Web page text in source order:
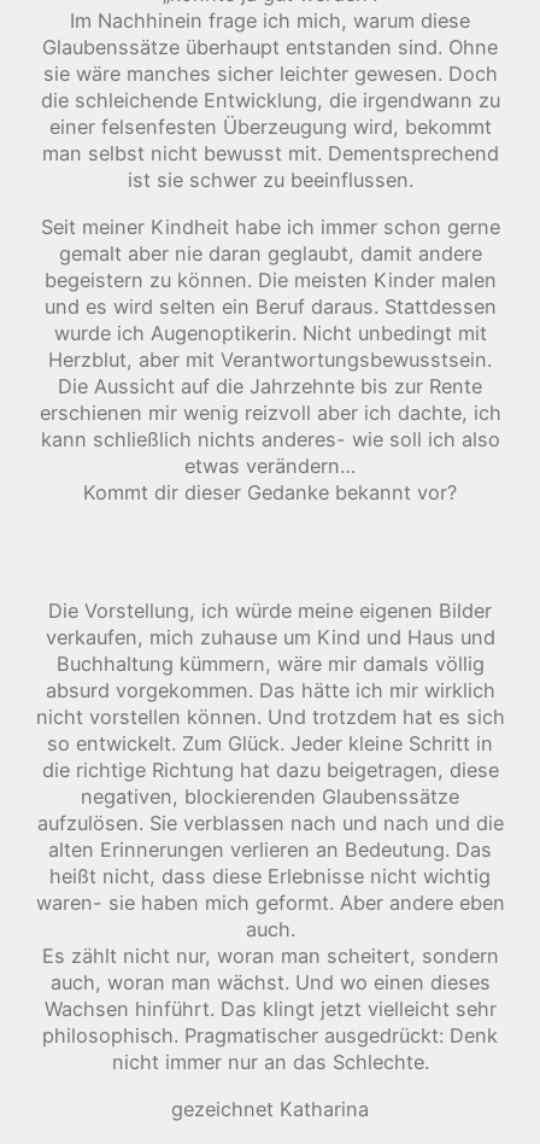
Im Nachhinein frage ich mich, warum diese
Glaubenssätze überhaupt entstanden sind. Ohne
sie wäre manches sicher leichter gewesen. Doch
die schleichende Entwicklung, die irgendwann zu
einer felsenfesten Überzeugung wird, bekommt
man selbst nicht bewusst mit. Dementsprechend
ist sie schwer zu beeinflussen.
Seit meiner Kindheit habe ich immer schon gerne
gemalt aber nie daran geglaubt, damit andere
begeistern zu können. Die meisten Kinder malen
und es wird selten ein Beruf daraus. Stattdessen
wurde ich Augenoptikerin. Nicht unbedingt mit
Herzblut, aber mit Verantwortungsbewusstsein.
Die Aussicht auf die Jahrzehnte bis zur Rente
erschienen mir wenig reizvoll aber ich dachte, ich
kann schließlich nichts anderes- wie soll ich also
etwas verändern…
Kommt dir dieser Gedanke bekannt vor?
Die Vorstellung, ich würde meine eigenen Bilder
verkaufen, mich zuhause um Kind und Haus und
Buchhaltung kümmern, wäre mir damals völlig
absurd vorgekommen. Das hätte ich mir wirklich
nicht vorstellen können. Und trotzdem hat es sich
so entwickelt. Zum Glück. Jeder kleine Schritt in
die richtige Richtung hat dazu beigetragen, diese
negativen, blockierenden Glaubenssätze
aufzulösen. Sie verblassen nach und nach und die
alten Erinnerungen verlieren an Bedeutung. Das
heißt nicht, dass diese Erlebnisse nicht wichtig
waren- sie haben mich geformt. Aber andere eben
auch.
Es zählt nicht nur, woran man scheitert, sondern
auch, woran man wächst. Und wo einen dieses
Wachsen hinführt. Das klingt jetzt vielleicht sehr
philosophisch. Pragmatischer ausgedrückt: Denk
nicht immer nur an das Schlechte.
gezeichnet Katharina